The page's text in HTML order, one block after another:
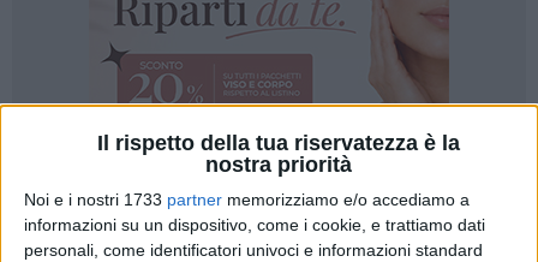
Il rispetto della tua riservatezza è la
nostra priorità
Noi e i nostri 1733 partner memorizziamo e/o accediamo a
informazioni su un dispositivo, come i cookie, e trattiamo dati
personali, come identificatori univoci e informazioni standard